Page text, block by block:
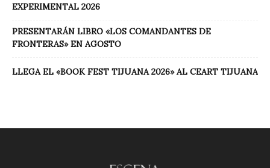
EXPERIMENTAL 2026
PRESENTARÁN LIBRO «LOS COMANDANTES DE
FRONTERAS» EN AGOSTO
LLEGA EL «BOOK FEST TIJUANA 2026» AL CEART TIJUANA